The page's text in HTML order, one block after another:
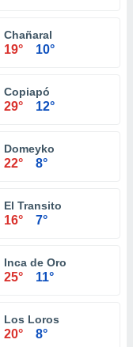
Chañaral
19° 10°
Copiapó
29° 12°
Domeyko
22° 8°
El Transito
16° 7°
Inca de Oro
25° 11°
Los Loros
20° 8°